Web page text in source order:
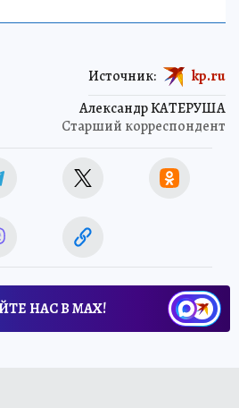
Александр КАТЕРУША
Старший корреспондент
Источник: kp.ru
НАС В МАХ!